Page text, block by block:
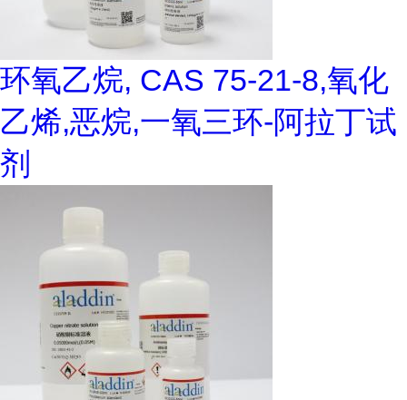
环氧乙烷, CAS 75-21-8,氧化
乙烯,恶烷,一氧三环-阿拉丁试
剂